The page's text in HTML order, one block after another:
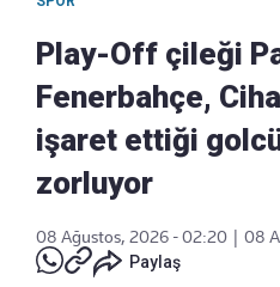
Play-Off çileği
Fenerbahçe,
işaret ettiği
zorluyor
08 Ağustos, 2026 - 02:20
08
Paylaş